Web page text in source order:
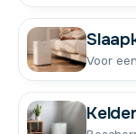
Voor
Kelder